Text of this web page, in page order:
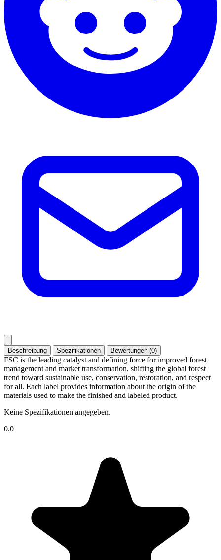
Beschreibung Spezifikationen Bewertungen (0)
FSC is the leading catalyst and defining force for improved forest
management and market transformation, shifting the global forest
trend toward sustainable use, conservation, restoration, and respect
for all. Each label provides information about the origin of the
materials used to make the finished and labeled product.
Keine Spezifikationen angegeben.
0.0